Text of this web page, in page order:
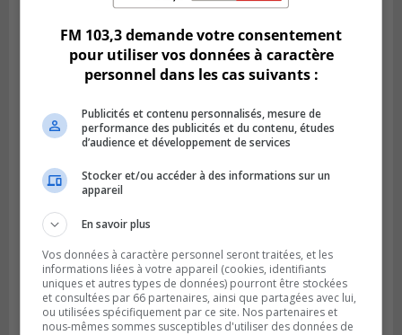
Publié le 27 juillet 2026 à 19h58
Metro prend les moyens pour protéger son
personnel cadre
LONGUEUIL
Publié le 26 juillet 2026 à 15h54
Le Marché saisonnier de Longueuil débute
FM 103,3 demande votre consentement
pour utiliser vos données à caractère
personnel dans les cas suivants :
Publicités et contenu personnalisés, mesure de
performance des publicités et du contenu, études
d’audience et développement de services
Stocker et/ou accéder à des informations sur un
appareil
En savoir plus
Vos données à caractère personnel seront traitées, et les
informations liées à votre appareil (cookies, identifiants
uniques et autres types de données) pourront être stockées
et consultées par 66 partenaires, ainsi que partagées avec lui,
ou utilisées spécifiquement par ce site. Nos partenaires et
nous-mêmes sommes susceptibles d'utiliser des données de